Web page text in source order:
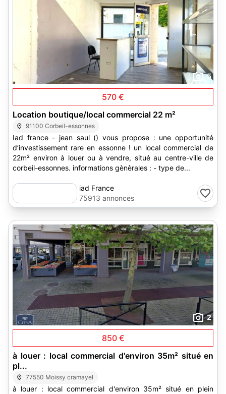
5
570 €
Location boutique/local commercial 22 m²
91100 Corbeil-essonnes
Iad france - jean saul () vous propose : une opportunité
d’investissement rare en essonne ! un local commercial de
22m² environ à louer ou à vendre, situé au centre-ville de
corbeil-essonnes. informations gènèrales : - type de...
iad France
75913 annonces
2
850 €
à louer : local commercial d'environ 35m² situé en
pl...
77550 Moissy cramayel
à louer : local commercial d'environ 35m² situé en plein